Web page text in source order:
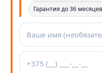
Гарантия до 36 месяцев